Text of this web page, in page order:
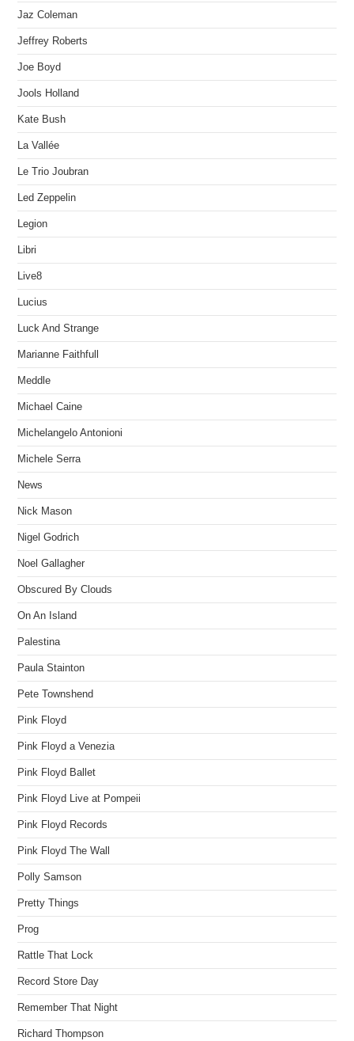
Jaz Coleman
Jeffrey Roberts
Joe Boyd
Jools Holland
Kate Bush
La Vallée
Le Trio Joubran
Led Zeppelin
Legion
Libri
Live8
Lucius
Luck And Strange
Marianne Faithfull
Meddle
Michael Caine
Michelangelo Antonioni
Michele Serra
News
Nick Mason
Nigel Godrich
Noel Gallagher
Obscured By Clouds
On An Island
Palestina
Paula Stainton
Pete Townshend
Pink Floyd
Pink Floyd a Venezia
Pink Floyd Ballet
Pink Floyd Live at Pompeii
Pink Floyd Records
Pink Floyd The Wall
Polly Samson
Pretty Things
Prog
Rattle That Lock
Record Store Day
Remember That Night
Richard Thompson